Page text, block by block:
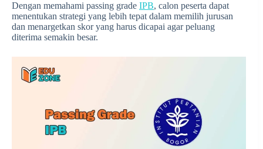
Dengan memahami passing grade IPB, calon peserta dapat
menentukan strategi yang lebih tepat dalam memilih jurusan
dan menargetkan skor yang harus dicapai agar peluang
diterima semakin besar.